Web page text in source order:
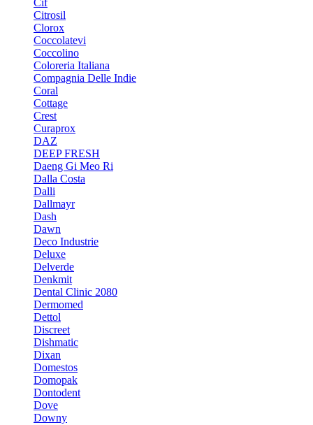
Cif
Citrosil
Clorox
Coccolatevi
Coccolino
Coloreria Italiana
Compagnia Delle Indie
Coral
Cottage
Crest
Curaprox
DAZ
DEEP FRESH
Daeng Gi Meo Ri
Dalla Costa
Dalli
Dallmayr
Dash
Dawn
Deco Industrie
Deluxe
Delverde
Denkmit
Dental Clinic 2080
Dermomed
Dettol
Discreet
Dishmatic
Dixan
Domestos
Domopak
Dontodent
Dove
Downy